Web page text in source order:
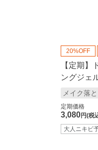
20%OFF
【定期】
ングジェ
メイク落
定期価格
3,080円(税
大人ニキビ